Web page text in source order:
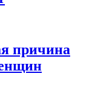
причина